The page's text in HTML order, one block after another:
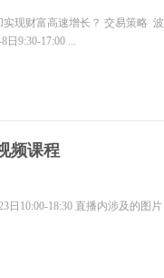
现财富高速增长？ 交易策略 波
9:30-17:00 ...
频课程
日10:00-18:30 直播内涉及的图片